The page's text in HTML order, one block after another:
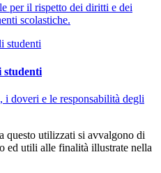
per il rispetto dei diritti e dei
scolastiche.
studenti
doveri e le responsabilità degli
questo utilizzati si avvalgono di
ed utili alle finalità illustrate nella